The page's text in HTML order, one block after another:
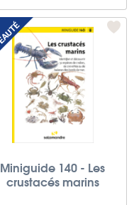
Miniguide 140 - Les
crustacés marins